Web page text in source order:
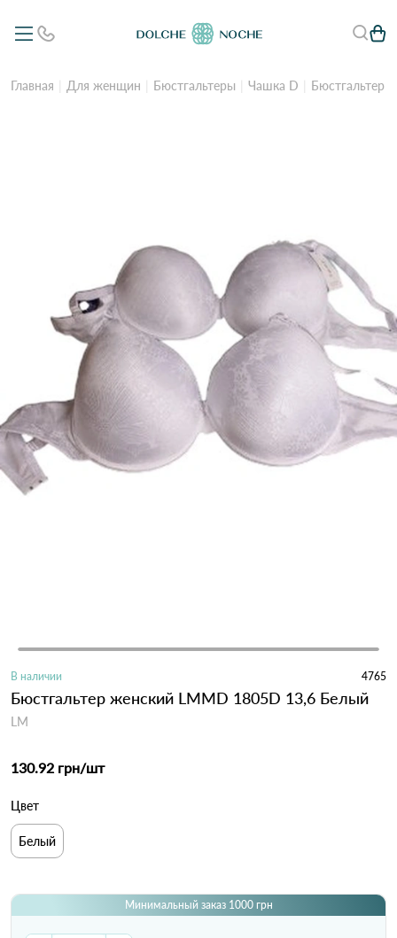
Главная Для женщин Бюстгальтеры Чашка D Бюстгальтер
В наличии 4765
Бюстгальтер женский LMMD 1805D 13,6 Белый
LM
130.92 грн/шт
Цвет
Белый
Минимальный заказ 1000 грн